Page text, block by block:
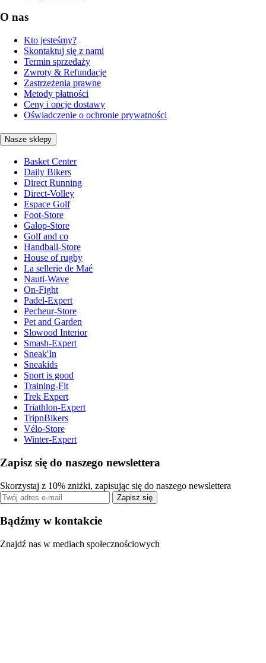
O nas
Kto jesteśmy?
Skontaktuj się z nami
Termin sprzedaży
Zwroty & Refundacje
Zastrzeżenia prawne
Metody płatności
Ceny i opcje dostawy
Oświadczenie o ochronie prywatności
Nasze sklepy
Basket Center
Daily Bikers
Direct Running
Direct-Volley
Espace Golf
Foot-Store
Galop-Store
Golf and co
Handball-Store
House of rugby
La sellerie de Maé
Nauti-Wave
On-Fight
Padel-Expert
Pecheur-Store
Pet and Garden
Slowood Interior
Smash-Expert
Sneak'In
Sneakids
Sport is good
Training-Fit
Trek Expert
Triathlon-Expert
TripnBikers
Vélo-Store
Winter-Expert
Zapisz się do naszego newslettera
Skorzystaj z 10% zniżki, zapisując się do naszego newslettera
Zapisz się
Bądźmy w kontakcie
Znajdź nas w mediach społecznościowych